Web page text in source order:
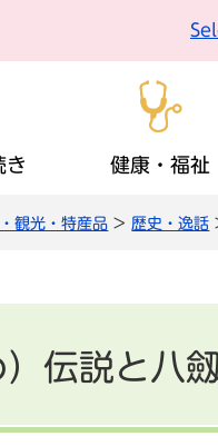
き
労
健康・福祉
観光・特産品 > 歴史・逸話
伝説と八